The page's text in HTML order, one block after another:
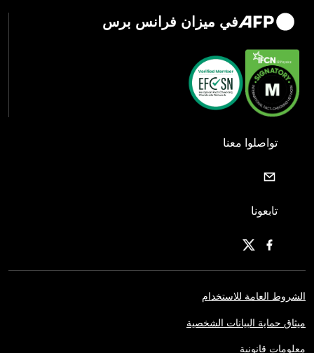
في ميزان فرانس برس
تواصلوا معنا
تابعونا
الشروط العامة للاستخدام
ميثاق حماية البيانات الشخصية
معلومات قانونية